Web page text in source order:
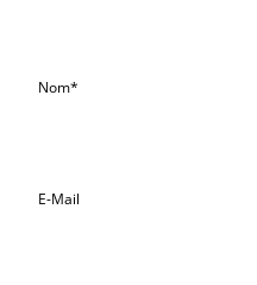
Nom*
E-Mail